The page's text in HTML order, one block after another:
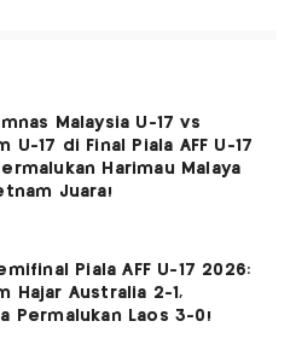
Malaysia U-17 vs
U-17 di Final Piala AFF U-17
Harimau Malaya
Juara!
Piala AFF U-17 2026:
Hajar Australia 2-1,
Permalukan Laos 3-0!